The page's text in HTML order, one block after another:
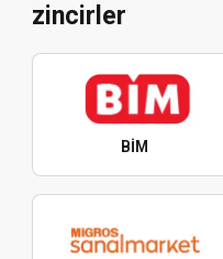
zincirler
BİM